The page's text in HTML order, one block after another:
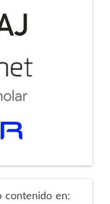
contenido en: